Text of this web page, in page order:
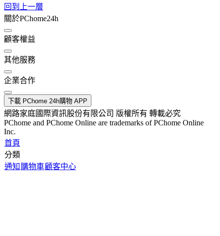
回到上一層
關於PChome24h
顧客權益
其他服務
企業合作
下載 PChome 24h購物 APP
網路家庭國際資訊股份有限公司 版權所有 轉載必究
PChome and PChome Online are trademarks of PChome Online
Inc.
首頁
分類
通知 購物車顧客中心